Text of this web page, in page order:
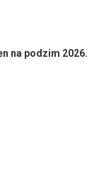
na podzim 2026.